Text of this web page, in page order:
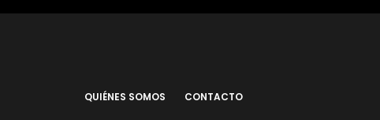
QUIÉNES SOMOS CONTACTO